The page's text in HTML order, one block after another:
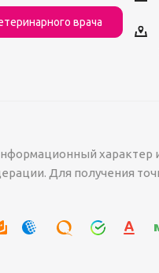
врача
характер
Для получения